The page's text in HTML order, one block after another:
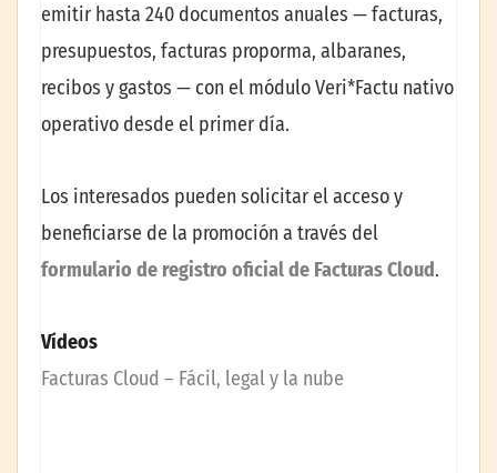
emitir hasta 240 documentos anuales — facturas,
presupuestos, facturas proporma, albaranes,
recibos y gastos — con el módulo Veri*Factu nativo
operativo desde el primer día.
Los interesados pueden solicitar el acceso y
beneficiarse de la promoción a través del
formulario de registro oficial de Facturas Cloud.
Vídeos
Facturas Cloud – Fácil, legal y la nube